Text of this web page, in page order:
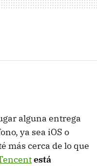
alguna entrega
ya sea iOS o
más cerca de lo que
está